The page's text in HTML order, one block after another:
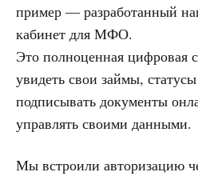
пример — разработанный
кабинет для МФО.
Это полноценная цифровая
увидеть свои займы,
подписывать документы
управлять своими данными.
Мы встроили авторизацию